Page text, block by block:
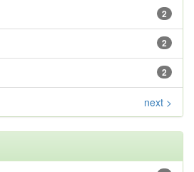
2
2
2
next >